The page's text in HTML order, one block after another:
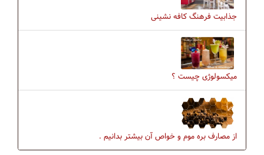
جذابیت فرهنگ كافه نشینی
میکسولوژی چیست ؟
از مصارف بره موم و خواص آن بیشتر بدانیم .